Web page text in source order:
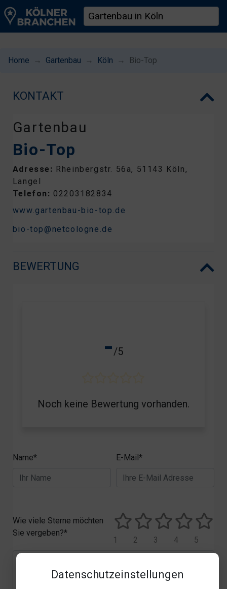
Datenschutzeinstellungen
Home Gartenbau Köln Bio-Top
KONTAKT
Gartenbau
Bio-Top
Adresse: Rheinbergstr. 56a, 51143 Köln,
Langel
Telefon: 02203182834
www.gartenbau-bio-top.de
bio-top@netcologne.de
BEWERTUNG
-/5
Noch keine Bewertung vorhanden.
Name* E-Mail*
Wie viele Sterne möchten
Sie vergeben?*
5
4
3
2
1